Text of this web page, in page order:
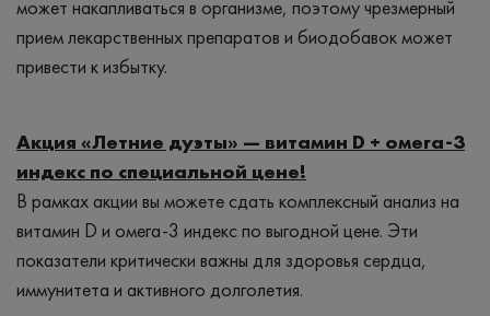
может накапливаться в организме, поэтому чрезмерный
прием лекарственных препаратов и биодобавок может
привести к избытку.
Акция «Летние дуэты» — витамин D + омега-3
индекс по специальной цене!
В рамках акции вы можете сдать комплексный анализ на
витамин D и омега-3 индекс по выгодной цене. Эти
показатели критически важны для здоровья сердца,
иммунитета и активного долголетия.